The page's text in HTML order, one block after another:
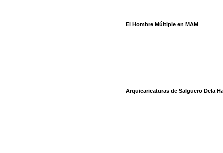
El Hombre Múltiple en MAM
Arquicaricaturas de Salguero Dela